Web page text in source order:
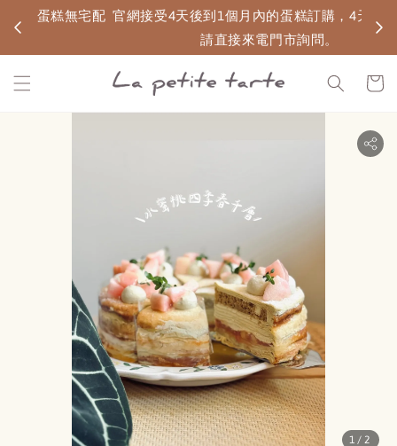
官網接受4天後到1個月內的蛋糕訂購，4天內的訂單
請直接來電門市詢問。
1 /2